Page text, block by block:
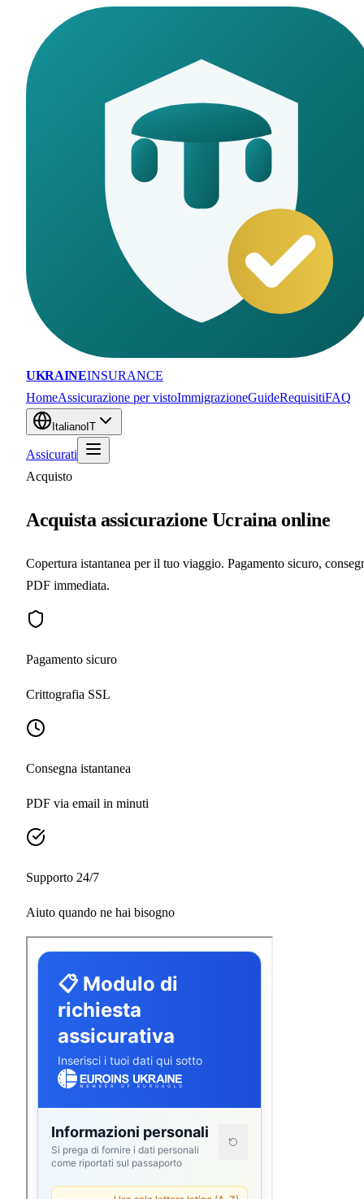
UKRAINEINSURANCE
HomeAssicurazione per vistoImmigrazioneGuideRequisitiFAQ
Italiano IT
Assicurati
Acquisto
Acquista assicurazione Ucraina online
Copertura istantanea per il tuo viaggio. Pagamento sicuro,
PDF immediata.
Pagamento sicuro
Crittografia SSL
Consegna istantanea
PDF via email in minuti
Supporto 24/7
Aiuto quando ne hai bisogno